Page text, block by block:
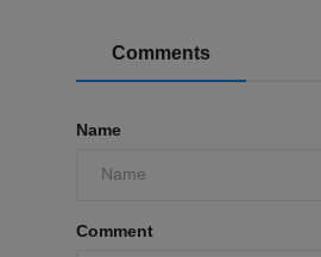
Comments
Name
Comment